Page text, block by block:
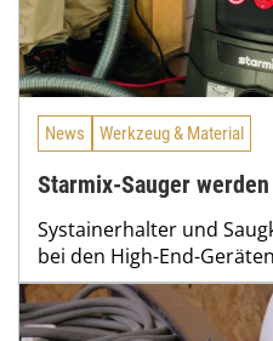
News Werkzeug & Material
Starmix-Sauger
Systainerhalter und
bei den High-End-